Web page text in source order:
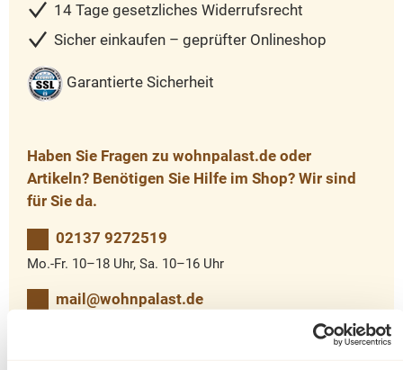
14 Tage gesetzliches Widerrufsrecht
Sicher einkaufen – geprüfter Onlineshop
Garantierte Sicherheit
Haben Sie Fragen zu wohnpalast.de oder
Artikeln? Benötigen Sie Hilfe im Shop? Wir sind
für Sie da.
02137 9272519
Mo.-Fr. 10–18 Uhr, Sa. 10–16 Uhr
mail@wohnpalast.de